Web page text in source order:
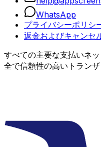
WhatsApp
プライバシーポリシ
返金およびキャンセ
すべての主要な支払いネ
全で信頼性の高いトラン